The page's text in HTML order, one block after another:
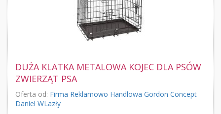
DUŻA KLATKA METALOWA KOJEC DLA PSÓW
ZWIERZĄT PSA
Oferta od: Firma Reklamowo Handlowa Gordon Concept
Daniel WLazły